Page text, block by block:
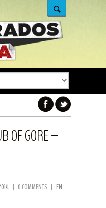
OF GORE –
| 0 COMMENTS | EN